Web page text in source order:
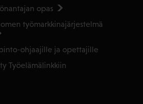
opas
työmarkkinajärjestelmä
ohjaajille ja opettajille
Työelämälinkkiin